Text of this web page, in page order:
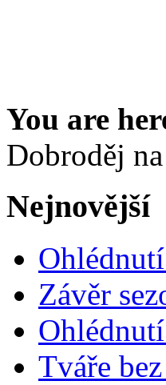
You are
Dobroděj
Nejnovější
Závěr
Tváře